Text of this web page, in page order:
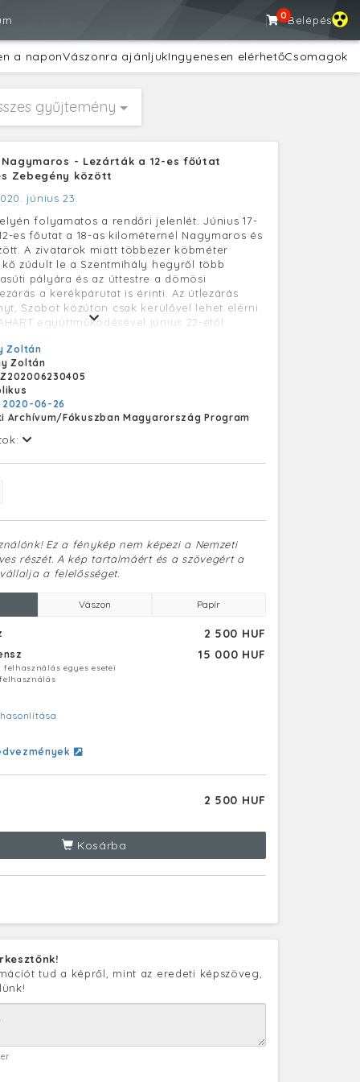
0Belépés
a naponVászonra ajánljukIngyenesen elérhetőCsomagok
gyűjtemény
Nagymaros - Lezárták a 12-es főútat
Zebegény között
június 23.
folyamatos a rendőri jelenlét. Június 17-
es főutat a 18-as kilométernél Nagymaros és
A zivatarok miatt többezer köbméter
zúdult le a Szentmihály hegyről több
pályára és az úttestre a dömösi
a kerékpárutat is érinti. Az útlezárás
Szobot közúton csak kerülővel lehet elérni.
együttműködésével június 22-étől
estig óránként működik.
Zoltán
Zoltán
2020-06-26
Archívum/Fókuszban Magyarország Program
Ez a fénykép nem képezi a Nemzeti
részét. A kép tartalmáért és a szövegért a
a felelősséget.
Vászon Papír
2 500 HUF
15 000 HUF
felhasználás egyes esetei
2 500 HUF
Kosárba
tud a képről, mint az eredeti képszöveg,